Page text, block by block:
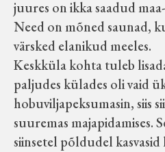
juures on ikka saadud
Need on mõned saunad,
värsked elanikud meeles.
Keskküla kohta tuleb
paljudes külades oli vaid
hobuviljapeksumasin, siis
suuremas majapidamises.
siinsetel põldudel kasvasid